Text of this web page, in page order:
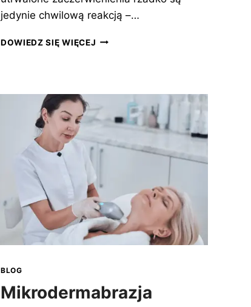
jedynie chwilową reakcją –…
DOWIEDZ SIĘ WIĘCEJ JAKI
WYBRAĆ?
BLOG
Mikrodermabrazja